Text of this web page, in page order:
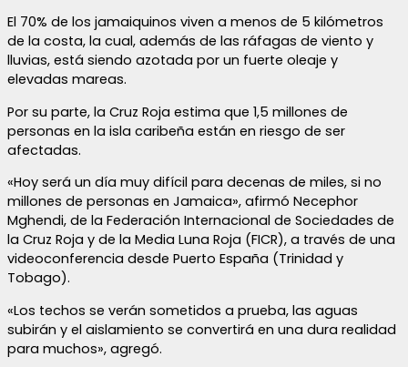
El 70% de los jamaiquinos viven a menos de 5 kilómetros
de la costa, la cual, además de las ráfagas de viento y
lluvias, está siendo azotada por un fuerte oleaje y
elevadas mareas.
Por su parte, la Cruz Roja estima que 1,5 millones de
personas en la isla caribeña están en riesgo de ser
afectadas.
«Hoy será un día muy difícil para decenas de miles, si no
millones de personas en Jamaica», afirmó Necephor
Mghendi, de la Federación Internacional de Sociedades de
la Cruz Roja y de la Media Luna Roja (FICR), a través de una
videoconferencia desde Puerto España (Trinidad y
Tobago).
«Los techos se verán sometidos a prueba, las aguas
subirán y el aislamiento se convertirá en una dura realidad
para muchos», agregó.